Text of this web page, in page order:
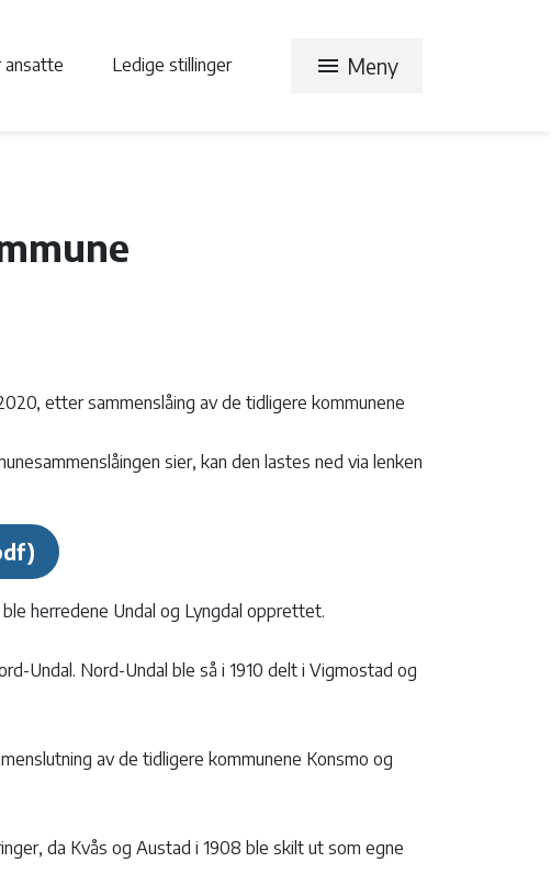
ansatte Ledige stillinger menu Meny
etter sammenslåing av de tidligere kommunene
sier, kan den lastes ned via lenken
herredene Undal og Lyngdal opprettet.
Undal. Nord-Undal ble så i 1910 delt i Vigmostad og
av de tidligere kommunene Konsmo og
da Kvås og Austad i 1908 ble skilt ut som egne